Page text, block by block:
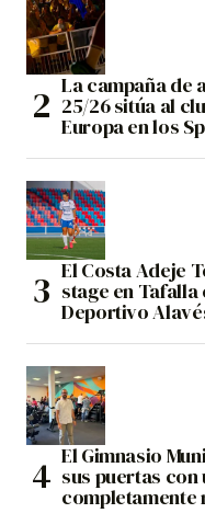
La campaña de
25/26 sitúa al
Europa en los
El Costa Adeje
stage en
Deportivo
El Gimnasio
sus puertas
completamente